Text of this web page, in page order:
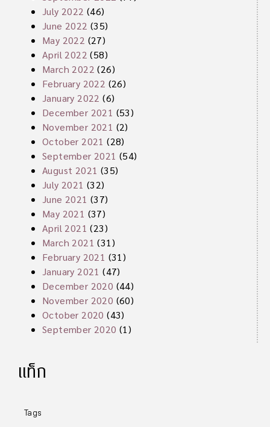
July 2022 (46)
June 2022 (35)
May 2022 (27)
April 2022 (58)
March 2022 (26)
February 2022 (26)
January 2022 (6)
December 2021 (53)
November 2021 (2)
October 2021 (28)
September 2021 (54)
August 2021 (35)
July 2021 (32)
June 2021 (37)
May 2021 (37)
April 2021 (23)
March 2021 (31)
February 2021 (31)
January 2021 (47)
December 2020 (44)
November 2020 (60)
October 2020 (43)
September 2020 (1)
แท็ก
Tags